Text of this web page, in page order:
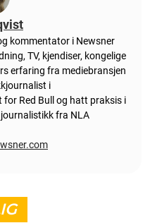
kommentator i Newsner
TV, kjendiser, kongelige
erfaring fra mediebransjen
i
Red Bull og hatt praksis i
fra NLA